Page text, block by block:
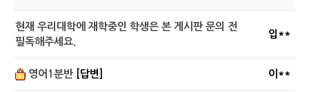
현재 우리대학에 재학중인 학생은 본 게시판 문의 전
필독해주세요.
입**
영어1분반 [답변] 이**